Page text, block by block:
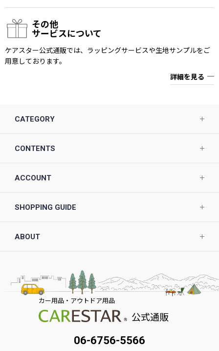
その他
サービスについて
ケアスター公式通販では、ラッピングサービスや生地サンプルをご
用意しております。
詳細を見る
CATEGORY
CONTENTS
ACCOUNT
SHOPPING GUIDE
ABOUT
カー用品・アウトドア用品
公式通販
06-6756-5566